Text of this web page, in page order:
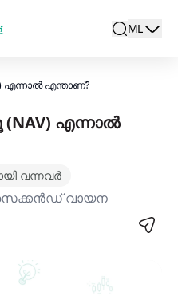
search
Locale
ML
active
എന്നാല്‍ എന്താണ്?
എന്നാല്‍
വന്നവർ
വായന